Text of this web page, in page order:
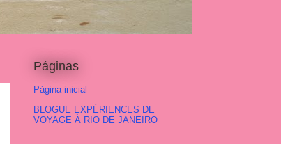
Páginas
Página inicial
BLOGUE EXPÉRIENCES DE
VOYAGE À RIO DE JANEIRO